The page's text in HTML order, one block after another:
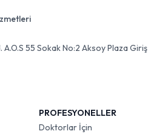
55 Sokak No:2 Aksoy Plaza Giriş
PROFESYONELLER
Doktorlar İçin